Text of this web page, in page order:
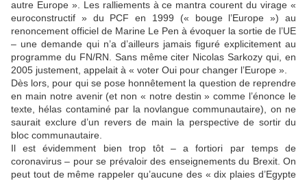
autre Europe ». Les ralliements à ce mantra courent du virage «
euroconstructif » du PCF en 1999 (« bouge l’Europe ») au
renoncement officiel de Marine Le Pen à évoquer la sortie de l’UE
– une demande qui n’a d’ailleurs jamais figuré explicitement au
programme du FN/RN. Sans même citer Nicolas Sarkozy qui, en
2005 justement, appelait à « voter Oui pour changer l’Europe ».
Dès lors, pour qui se pose honnêtement la question de reprendre
en main notre avenir (et non « notre destin » comme l’énonce le
texte, hélas contaminé par la novlangue communautaire), on ne
saurait exclure d’un revers de main la perspective de sortir du
bloc communautaire.
Il est évidemment bien trop tôt – a fortiori par temps de
coronavirus – pour se prévaloir des enseignements du Brexit. On
peut tout de même rappeler qu’aucune des « dix plaies d’Egypte